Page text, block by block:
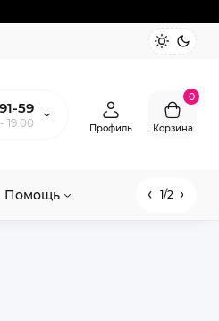
59
19:00
Профиль
0
Корзина
Помощь 1/2